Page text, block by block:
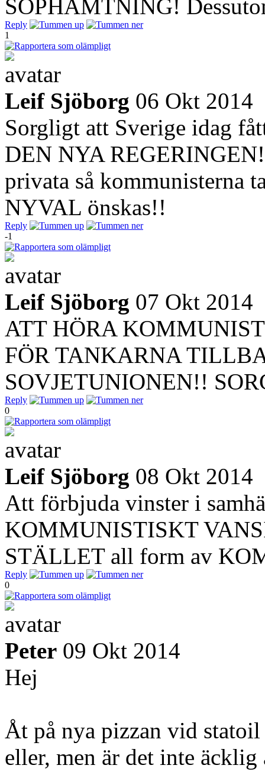
SOPHÄMTNING!
Reply
1
Leif Sjöborg 06 Okt 2014
Sorgligt att Sverige idag
DEN NYA
privata så kommunisterna
NYVAL önskas!!
Reply
-1
Leif Sjöborg 07 Okt 2014
ATT HÖRA
FÖR TANKARNA
SOVJETUNIONEN!!
Reply
0
Leif Sjöborg 08 Okt 2014
Att förbjuda vinster i
KOMMUNISTISKT
STÄLLET all form av
Reply
0
Peter 09 Okt 2014
Hej
Åt på nya pizzan vid
eller, men är det inte äcklig